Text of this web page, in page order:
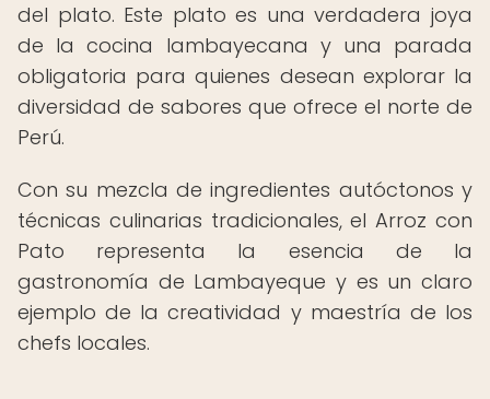
del plato. Este plato es una verdadera joya
de la cocina lambayecana y una parada
obligatoria para quienes desean explorar la
diversidad de sabores que ofrece el norte de
Perú.
Con su mezcla de ingredientes autóctonos y
técnicas culinarias tradicionales, el Arroz con
Pato representa la esencia de la
gastronomía de Lambayeque y es un claro
ejemplo de la creatividad y maestría de los
chefs locales.